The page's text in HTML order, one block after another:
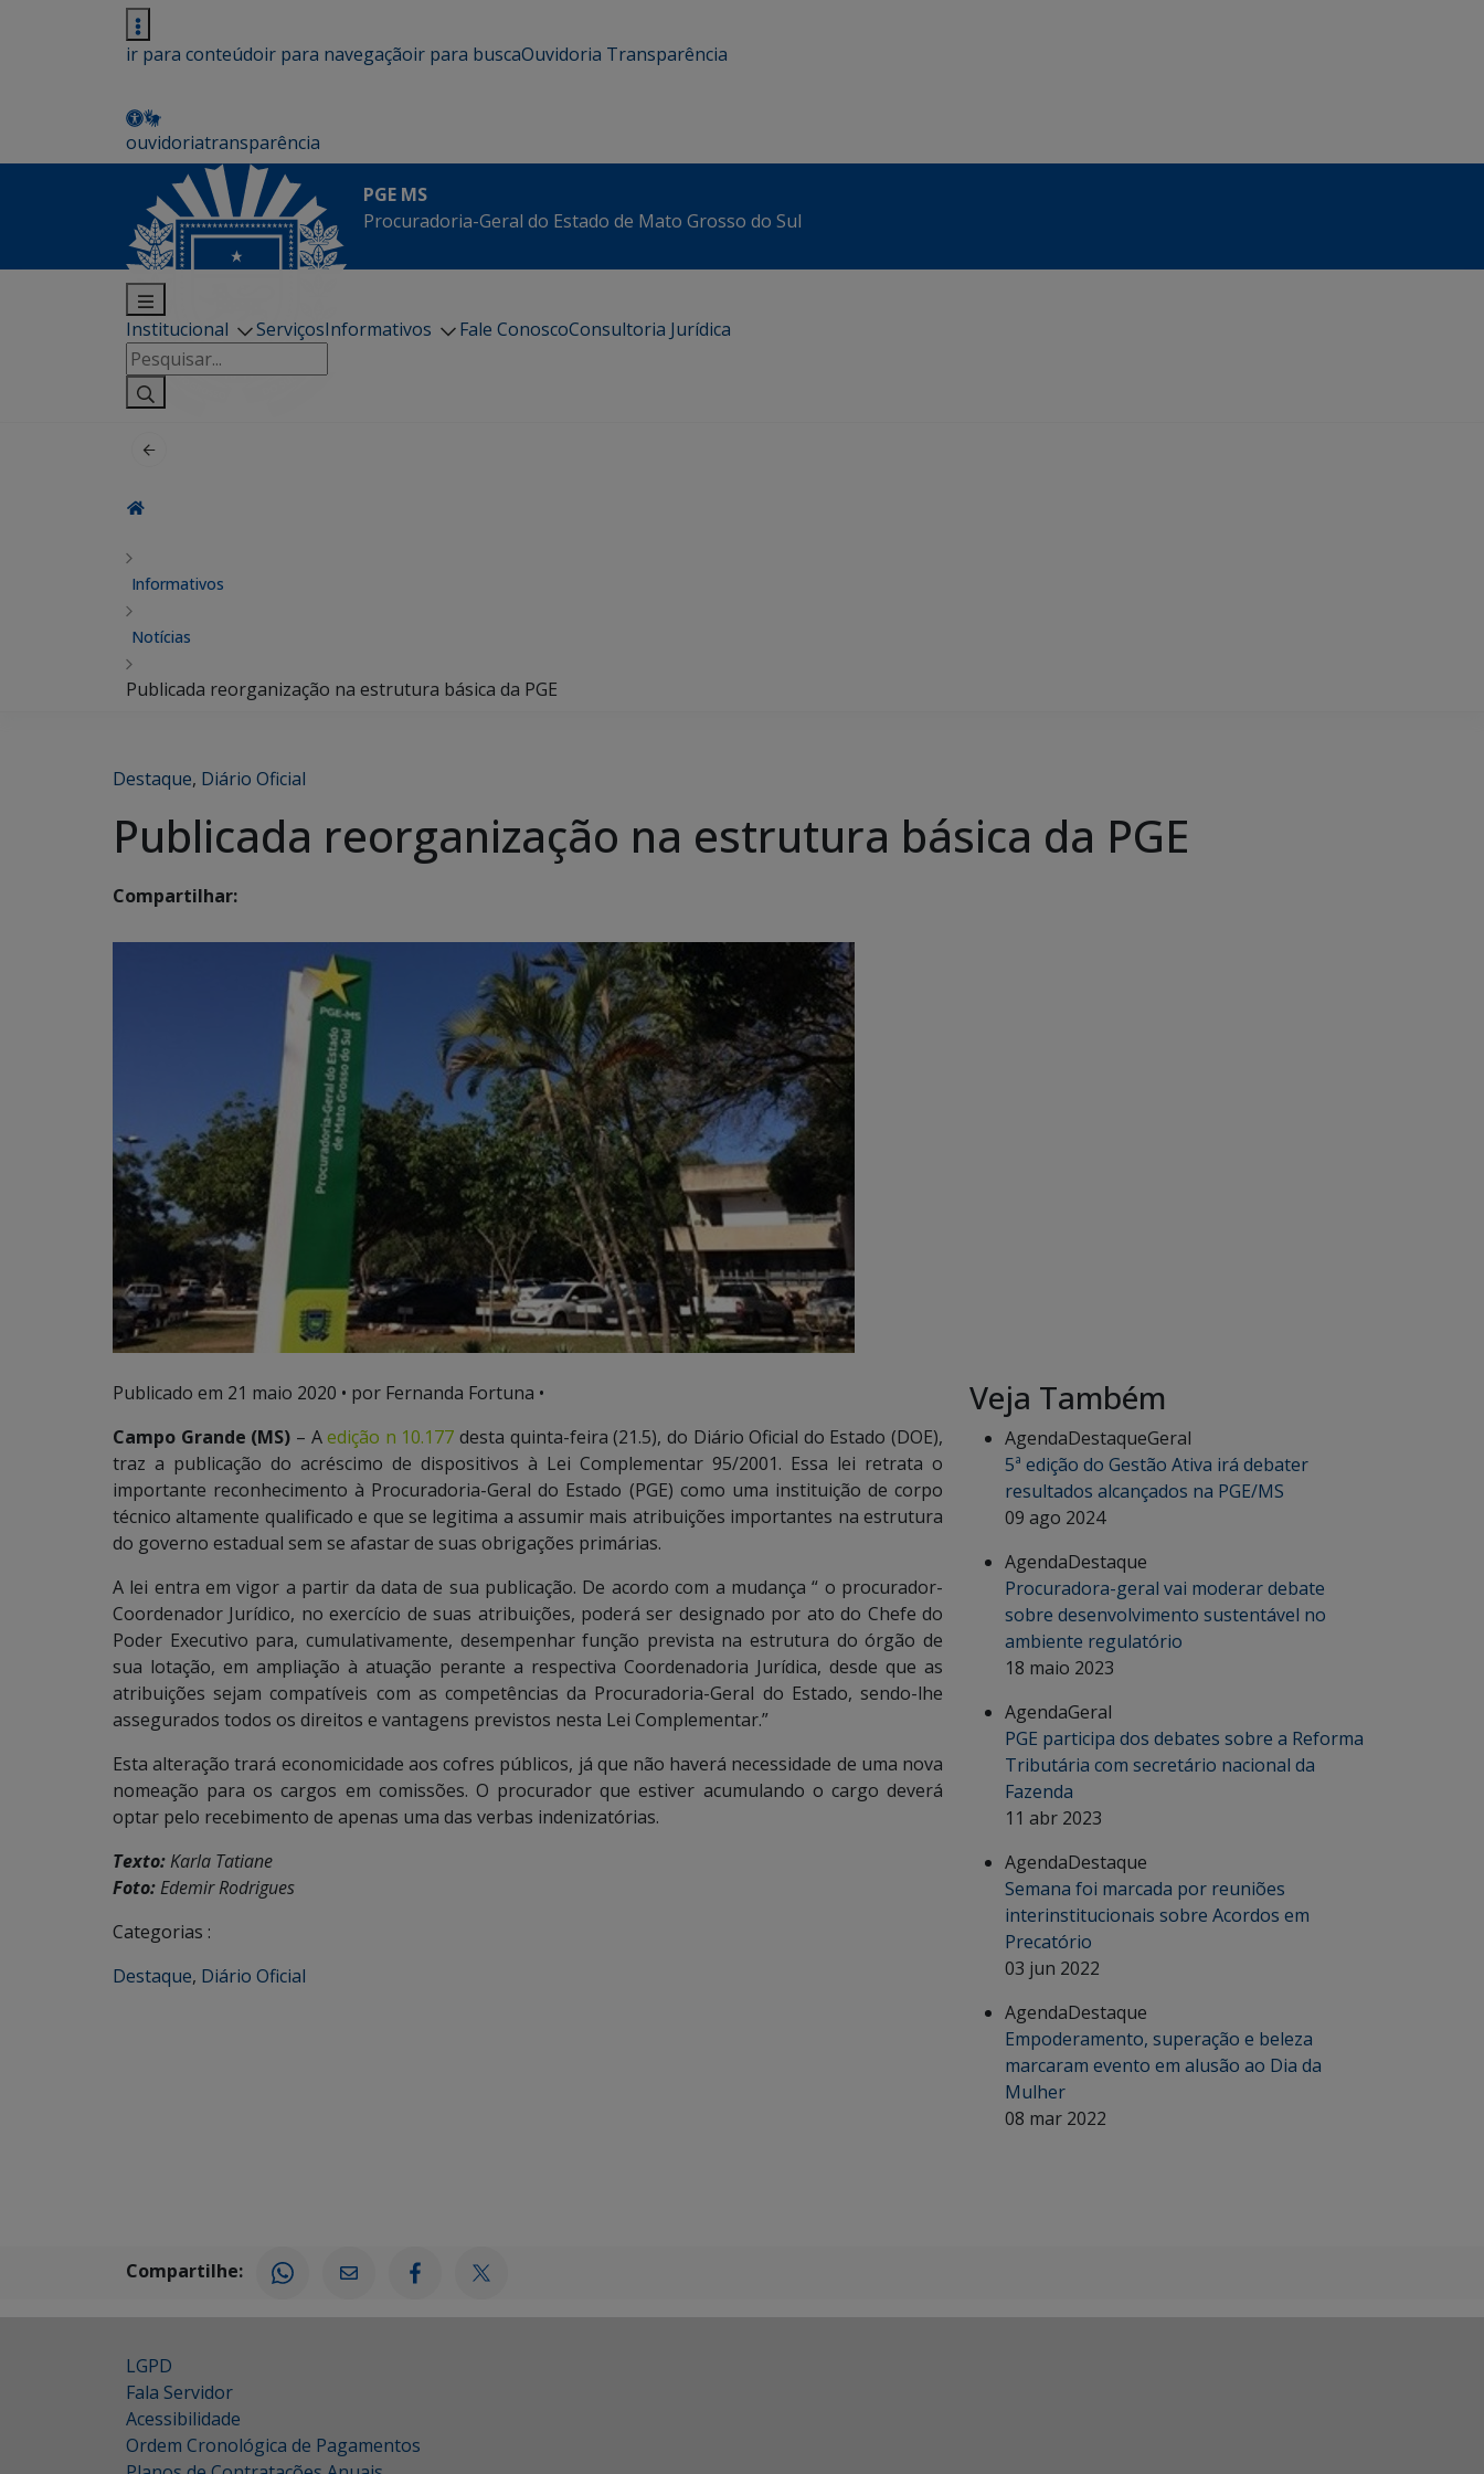
ir para conteúdoir para navegaçãoir para buscaOuvidoria Transparência
ouvidoriatransparência
PGE MS
Procuradoria-Geral do Estado de Mato Grosso do Sul
Institucional ServiçosInformativos Fale ConoscoConsultoria Jurídica
Pesquisar
por:
Informativos
Notícias
Publicada reorganização na estrutura básica da PGE
Destaque, Diário Oficial
Publicada reorganização na estrutura básica da PGE
Compartilhar:
Publicado em 21 maio 2020 • por Fernanda Fortuna •
Campo Grande (MS) – Aedição n 10.177 desta quinta-feira (21.5), do Diário Oficial do Estado (DOE),
traz a publicação do acréscimo de dispositivos à Lei Complementar 95/2001. Essa lei retrata o
importante reconhecimento à Procuradoria-Geral do Estado (PGE) como uma instituição de corpo
técnico altamente qualificado e que se legitima a assumir mais atribuições importantes na estrutura
do governo estadual sem se afastar de suas obrigações primárias.
A lei entra em vigor a partir da data de sua publicação. De acordo com a mudança “ o procurador-
Coordenador Jurídico, no exercício de suas atribuições, poderá ser designado por ato do Chefe do
Poder Executivo para, cumulativamente, desempenhar função prevista na estrutura do órgão de
sua lotação, em ampliação à atuação perante a respectiva Coordenadoria Jurídica, desde que as
atribuições sejam compatíveis com as competências da Procuradoria-Geral do Estado, sendo-lhe
assegurados todos os direitos e vantagens previstos nesta Lei Complementar.”
Esta alteração trará economicidade aos cofres públicos, já que não haverá necessidade de uma nova
nomeação para os cargos em comissões. O procurador que estiver acumulando o cargo deverá
optar pelo recebimento de apenas uma das verbas indenizatórias.
Texto:Karla Tatiane
Foto:Edemir Rodrigues
Categorias :
Destaque, Diário Oficial
Veja Também
AgendaDestaqueGeral
5ª edição do Gestão Ativa irá debater
resultados alcançados na PGE/MS
09 ago 2024
AgendaDestaque
Procuradora-geral vai moderar debate
sobre desenvolvimento sustentável no
ambiente regulatório
18 maio 2023
AgendaGeral
PGE participa dos debates sobre a Reforma
Tributária com secretário nacional da
Fazenda
11 abr 2023
AgendaDestaque
Semana foi marcada por reuniões
interinstitucionais sobre Acordos em
Precatório
03 jun 2022
AgendaDestaque
Empoderamento, superação e beleza
marcaram evento em alusão ao Dia da
Mulher
08 mar 2022
Compartilhe:
LGPD
Fala Servidor
Acessibilidade
Ordem Cronológica de Pagamentos